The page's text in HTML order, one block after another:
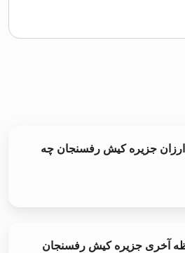
ارزان جزیره کیش رفسنجان چه
آخری جزیره کیش رفسنجان